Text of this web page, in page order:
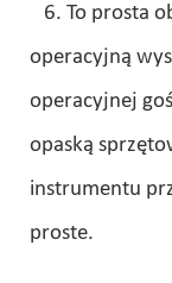
6. To prosta
operacyjną
operacyjnej
opaską
instrumentu
proste.